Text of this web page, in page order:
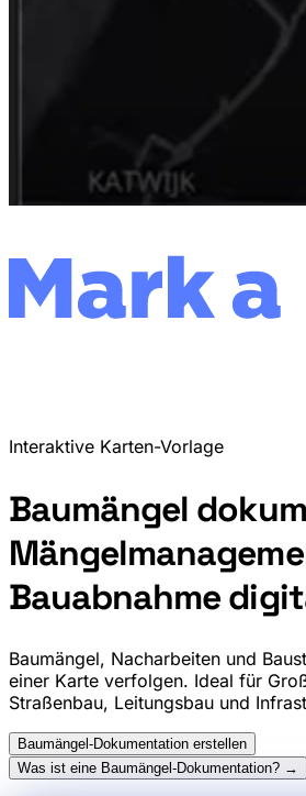
Interaktive Karten-Vorlage
Baumängel
Bauabnahme
Baumängel, Nacharbeiten und
einer Karte verfolgen. Ideal für
Straßenbau, Leitungsbau und
Baumängel-Dokumentation erstellen
Was ist eine Baumängel-Dokumentation? →